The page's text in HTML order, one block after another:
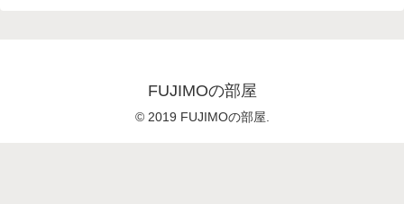
FUJIMOの部屋
© 2019 FUJIMOの部屋.